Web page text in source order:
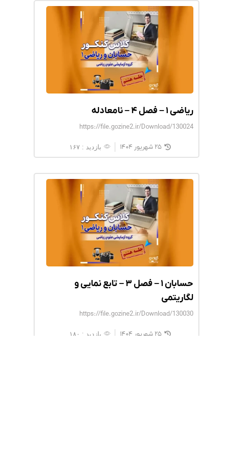
ریاضی ۱ – فصل ۴ – نامعادله
https://file.gozine2.ir/Download/130024
۲۵ شهریور ۱۴۰۴ بازدید : ۱۶۷
حسابان ۱ – فصل ۳ – تابع نمایی و
لگاریتمی
https://file.gozine2.ir/Download/130030
۲۵ شهریور ۱۴۰۴ بازدید : ۱۸۰